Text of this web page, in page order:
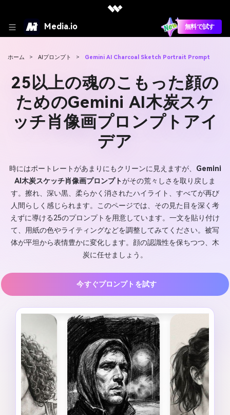
Media.io 無料で試す
ホーム > AIプロンプト > Gemini AI Charcoal Sketch Portrait Prompt
25以上の魂のこもった顔の
ためのGemini AI木炭スケ
ッチ肖像画プロンプトアイ
デア
時にはポートレートがあまりにもクリーンに見えますが、 Gemini
AI木炭スケッチ肖像画プロンプトがその荒々しさを取り戻しま
す。擦れ、深い黒、柔らかく消されたハイライト、すべてが再び
人間らしく感じられます。このページでは、その見た目を深く考
えずに導ける25のプロンプトを用意しています。一文を貼り付け
て、用紙の色やライティングなどを調整してみてください。被写
体が平坦から表情豊かに変化します。顔の認識性を保ちつつ、木
炭に任せましょう。
今すぐプロンプトを試す